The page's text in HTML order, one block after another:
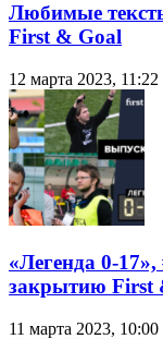
Любимые
First & Goal
12 марта 2023, 11:22
«Легенда 0-
закрытию First
11 марта 2023, 10:00